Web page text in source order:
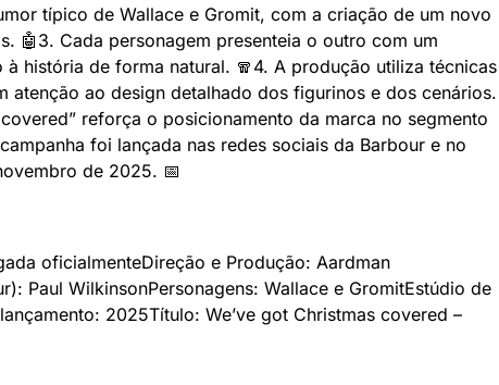
típico de Wallace e Gromit, com a criação de um novo
🤖 3. Cada personagem presenteia o outro com um
história de forma natural. 🧣 4. A produção utiliza técnicas
atenção ao design detalhado dos figurinos e dos cenários.
reforça o posicionamento da marca no segmento
foi lançada nas redes sociais da Barbour e no
de 2025. 📅
oficialmenteDireção e Produção: Aardman
Paul WilkinsonPersonagens: Wallace e GromitEstúdio de
2025Título: We’ve got Christmas covered –